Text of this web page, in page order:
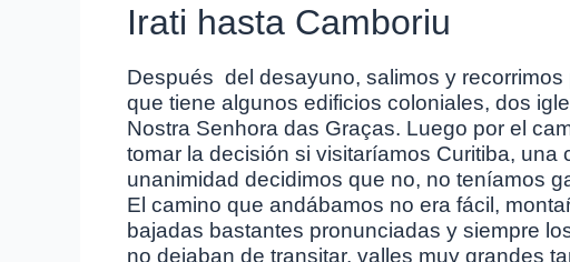
Irati hasta Camboriu
Después del desayuno, salimos y
que tiene algunos edificios coloniales, dos
Nostra Senhora das Graças. Luego por el
tomar la decisión si visitaríamos Curitiba,
unanimidad decidimos que no, no teníamos
El camino que andábamos no era fácil,
bajadas bastantes pronunciadas y siempre
no dejaban de transitar, valles muy grandes